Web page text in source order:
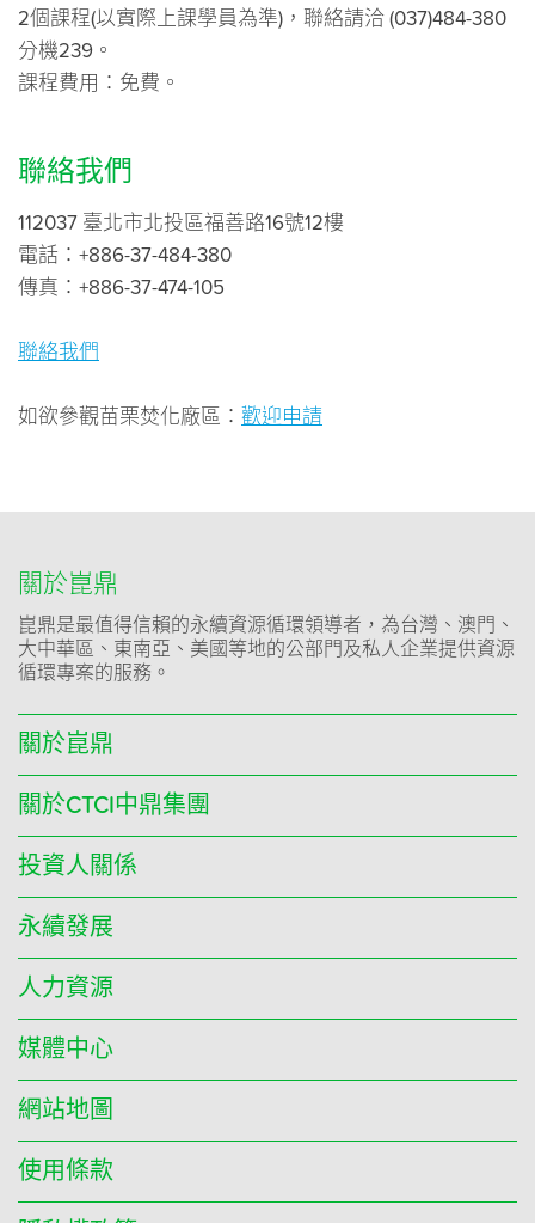
2個課程(以實際上課學員為準)，聯絡請洽 (037)484-380
分機239。
課程費用：免費。
聯絡我們
112037 臺北市北投區福善路16號12樓
電話：+886-37-484-380
傳真：+886-37-474-105
聯絡我們
如欲參觀苗栗焚化廠區： 歡迎申請
關於崑鼎
崑鼎是最值得信賴的永續資源循環領導者，為台灣、澳門、
大中華區、東南亞、美國等地的公部門及私人企業提供資源
循環專案的服務。
關於崑鼎
關於CTCI中鼎集團
投資人關係
永續發展
人力資源
媒體中心
網站地圖
使用條款